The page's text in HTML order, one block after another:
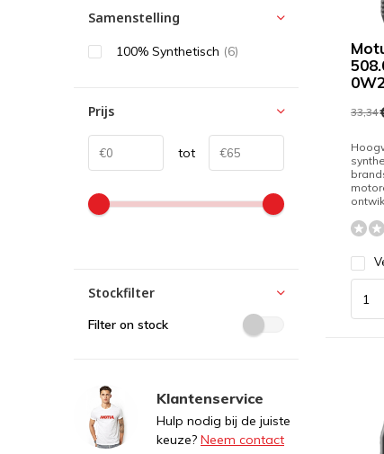
33,34
Samenstelling
100% Synthetisch (6)
Prijs
tot
Stockfilter
Filter on stock
Klantenservice
Hulp nodig bij de juiste
keuze? Neem contact